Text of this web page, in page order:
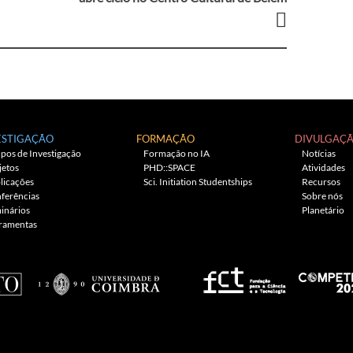
de Investigação
FORMAÇÃO
Formação no IA
PHD::SPACE
Sci. Initiation Studentships
Notícias
Atividades
Recursos
Sobre nós
Planetário